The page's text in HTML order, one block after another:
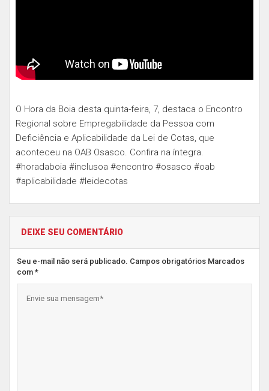
O Hora da Boia desta quinta-feira, 7, destaca o Encontro
Regional sobre Empregabilidade da Pessoa com
Deficiência e Aplicabilidade da Lei de Cotas, que
aconteceu na OAB Osasco. Confira na íntegra.
#horadaboia #inclusoa #encontro #osasco #oab
#aplicabilidade #leidecotas
DEIXE SEU COMENTÁRIO
Seu e-mail não será publicado. Campos obrigatórios Marcados
com *